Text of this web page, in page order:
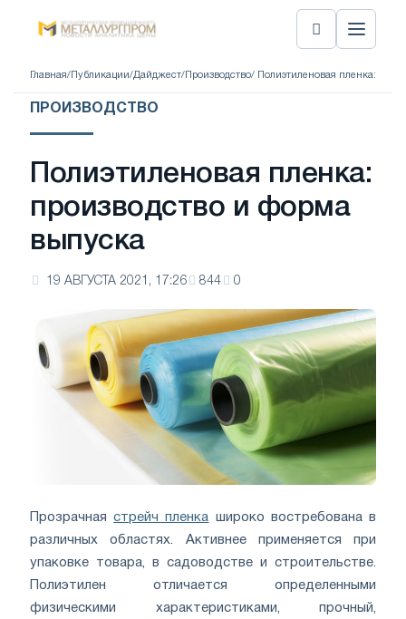
Главная/ Публикации/Дайджест/ Производство/ Полиэтиленовая пленка:
ПРОИЗВОДСТВО
Полиэтиленовая пленка:
производство и форма
выпуска
19 АВГУСТА 2021, 17:26 844 0
Прозрачнаястрейч пленка широко востребована в
различных областях. Активнее применяется при
упаковке товара, в садоводстве и строительстве.
Полиэтилен отличается определенными
физическими характеристиками, прочный,